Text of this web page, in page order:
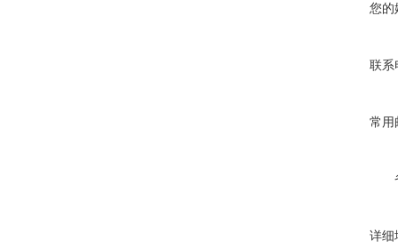
您的
联系
常用
详细